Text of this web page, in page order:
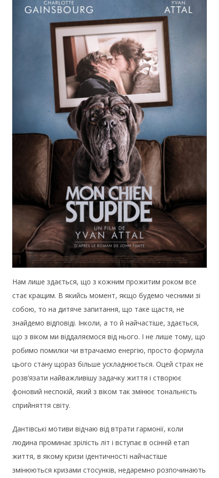
Нам лише здається, що з кожним прожитим роком все
стає кращим. В якийсь момент, якщо будемо чесними зі
собою, то на дитяче запитання, що таке щастя, не
знайдемо відповіді. Інколи, а то й найчастіше, здається,
що з віком ми віддаляємося від нього. І не лише тому, що
робимо помилки чи втрачаємо енергію, просто формула
цього стану щораз більше ускладнюється. Оцей страх не
розв’язати найважливішу задачку життя і створює
фоновий неспокій, який з віком так змінює тональність
сприйняття світу.
Дантівські мотиви відчаю від втрати гармонії, коли
людина проминає зрілість літ і вступає в осінній етап
життя, в якому кризи ідентичності найчастіше
змінюються кризами стосунків, недаремно розпочинають